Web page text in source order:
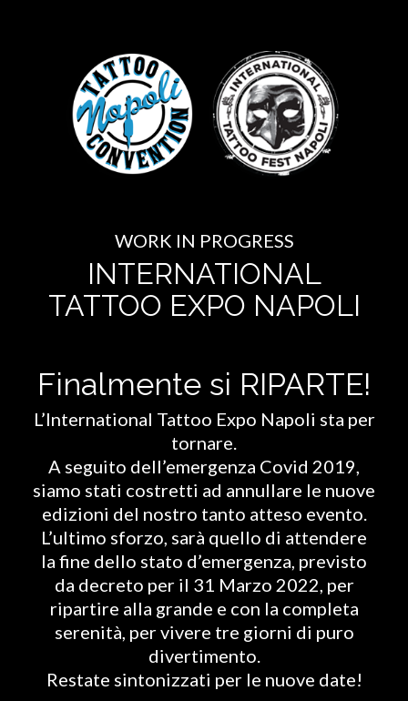
WORK IN PROGRESS
INTERNATIONAL
TATTOO EXPO NAPOLI
Finalmente si RIPARTE!
L’International Tattoo Expo Napoli sta per
tornare.
A seguito dell’emergenza Covid 2019,
siamo stati costretti ad annullare le nuove
edizioni del nostro tanto atteso evento.
L’ultimo sforzo, sarà quello di attendere
la fine dello stato d’emergenza, previsto
da decreto per il 31 Marzo 2022, per
ripartire alla grande e con la completa
serenità, per vivere tre giorni di puro
divertimento.
Restate sintonizzati per le nuove date!